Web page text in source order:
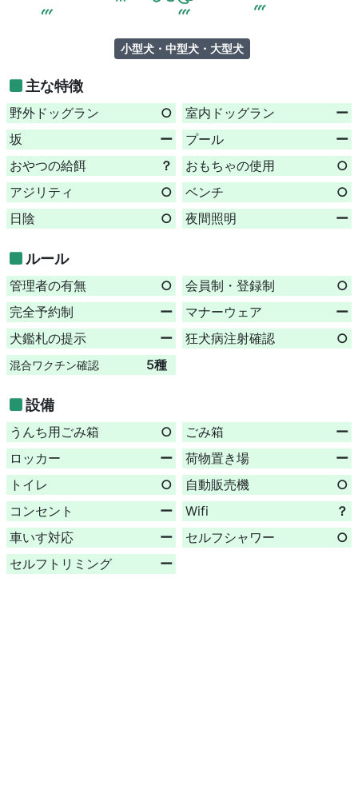
小型犬・中型犬・大型犬
主な特徴
野外ドッグラン ○ 室内ドッグラン
ー
坂
ー プール
ー
おやつの給餌
？ おもちゃの使用
○
アジリティ
○ ベンチ
○
日陰
○ 夜間照明 ー
ルール
管理者の有無 ○ 会員制・登録制
○
完全予約制
ー マナーウェア
ー
犬鑑札の提示
ー 狂犬病注射確認 ○
混合ワクチン確認 5種
設備
うんち用ごみ箱 ○ ごみ箱
ー
ロッカー
ー 荷物置き場
ー
トイレ
○ 自動販売機
○
コンセント
ー Wifi
？
車いす対応
ー セルフシャワー
○
セルフトリミング
ー